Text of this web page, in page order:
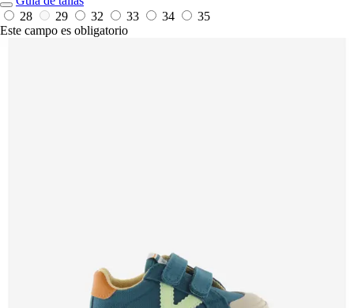
28
29 32 33 34
35
Este campo es obligatorio